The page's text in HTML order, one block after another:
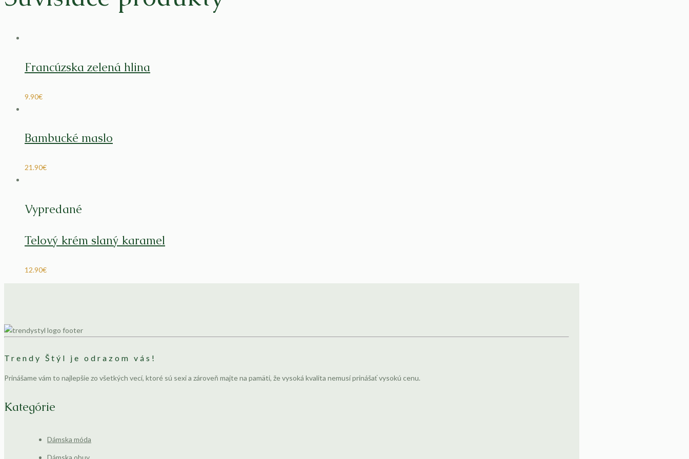
Francúzska zelená hlina
9.90€
Bambucké maslo
21.90€
Vypredané
Telový krém slaný karamel
12.90€
Trendy Štýl je odrazom vás!
Prinášame vám to najlepšie zo všetkých vecí, ktoré sú sexi a zároveň majte na pamäti, že vysoká kvalita nemusí prinášať vysokú cenu.
Kategórie
Dámska móda